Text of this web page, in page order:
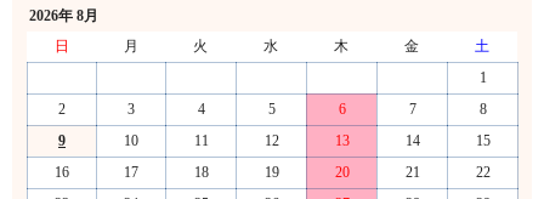
2026年 8月
日
月 火 水 木 金
土
1
2
3 4 5 6 7
8
9
10 11 12 13 14
15
16
17 18 19 20 21
22